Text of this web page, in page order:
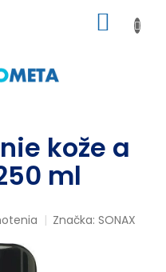
KOŠÍK
kože a
ml
Značka:SONAX